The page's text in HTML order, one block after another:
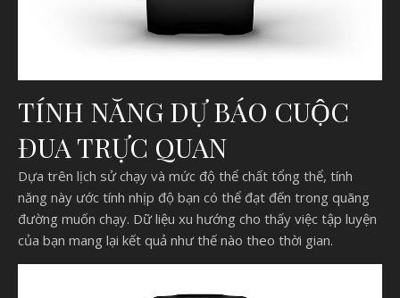
TÍNH NĂNG DỰ BÁO CUỘC
ĐUA TRỰC QUAN
Dựa trên lịch sử chạy và mức độ thể chất tổng thể, tính
năng này ước tính nhịp độ bạn có thể đạt đến trong quãng
đường muốn chạy. Dữ liệu xu hướng cho thấy việc tập luyện
của bạn mang lại kết quả như thế nào theo thời gian.